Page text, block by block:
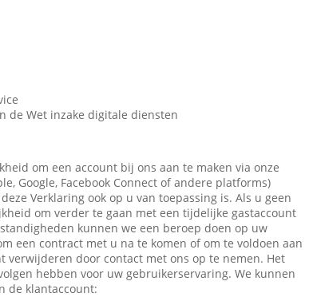
de Wet inzake digitale diensten
om een account bij ons aan te maken via onze
Google, Facebook Connect of andere platforms)
Verklaring ook op u van toepassing is. Als u geen
om verder te gaan met een tijdelijke gastaccount
kunnen we een beroep doen op uw
een contract met u na te komen of om te voldoen aan
door contact met ons op te nemen. Het
hebben voor uw gebruikerservaring. We kunnen
de klantaccount: